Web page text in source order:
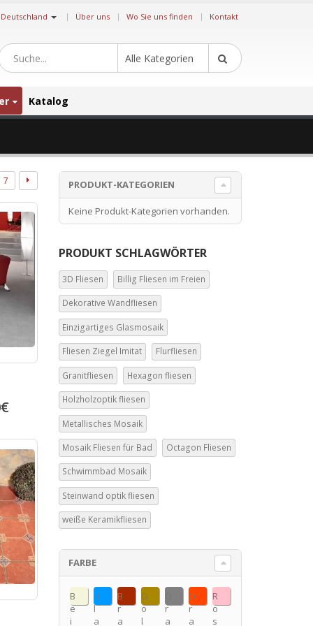
Deutschland | Über uns Wo Sie uns finden Kontakt
Alle Kategorien
Katalog
7
€
PRODUKT-KATEGORIEN
Keine Produkt-Kategorien vorhanden.
PRODUKT SCHLAGWÖRTER
3D Fliesen Billig Fliesen im Freien
Dekorative Wandfliesen
Einzigartiges Glasmosaik
Fliesen Ziegel Imitat Flurfliesen
Granitfliesen Hexagon fliesen
Holzholzoptik fliesen
Metallisches Mosaik
Mosaik Fliesen für Bad Octagon Fliesen
Schwimmbad Mosaik
Steinwand optik fliesen
weiße Keramikfliesen
FARBE
B
e
i
B
l
a
B
r
a
G
o
l
r
a
O
r
a
R
o
s